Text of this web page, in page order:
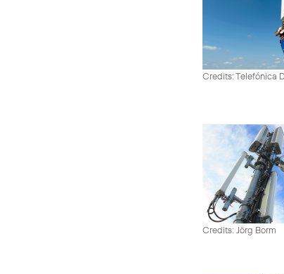
Credits: Telefónica
Credits: Jörg Borm